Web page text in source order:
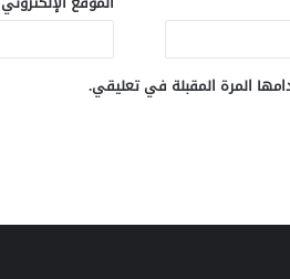
المرة المقبلة في تعليقي.